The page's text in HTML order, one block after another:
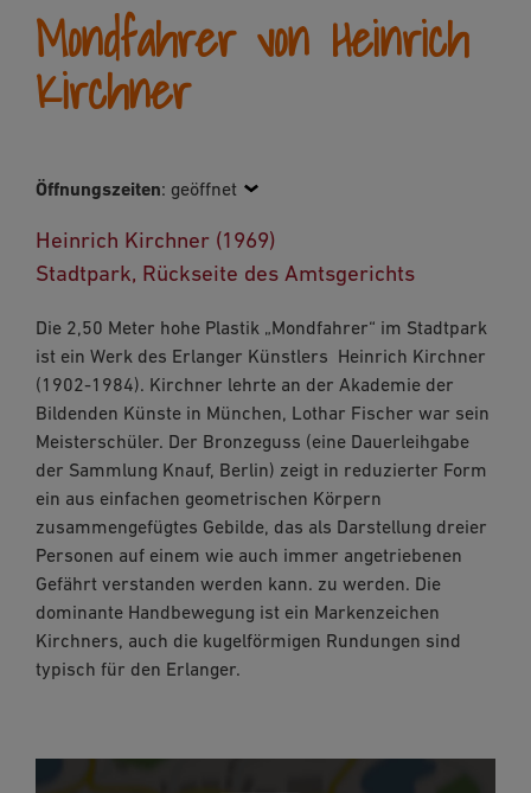
Mondfahrer von Heinrich
Kirchner
Öffnungszeiten: geöffnet
Heinrich Kirchner (1969)
Stadtpark, Rückseite des Amtsgerichts
Die 2,50 Meter hohe Plastik „Mondfahrer“ im Stadtpark
ist ein Werk des Erlanger Künstlers Heinrich Kirchner
(1902-1984). Kirchner lehrte an der Akademie der
Bildenden Künste in München, Lothar Fischer war sein
Meisterschüler. Der Bronzeguss (eine Dauerleihgabe
der Sammlung Knauf, Berlin) zeigt in reduzierter Form
ein aus einfachen geometrischen Körpern
zusammengefügtes Gebilde, das als Darstellung dreier
Personen auf einem wie auch immer angetriebenen
Gefährt verstanden werden kann. zu werden. Die
dominante Handbewegung ist ein Markenzeichen
Kirchners, auch die kugelförmigen Rundungen sind
typisch für den Erlanger.